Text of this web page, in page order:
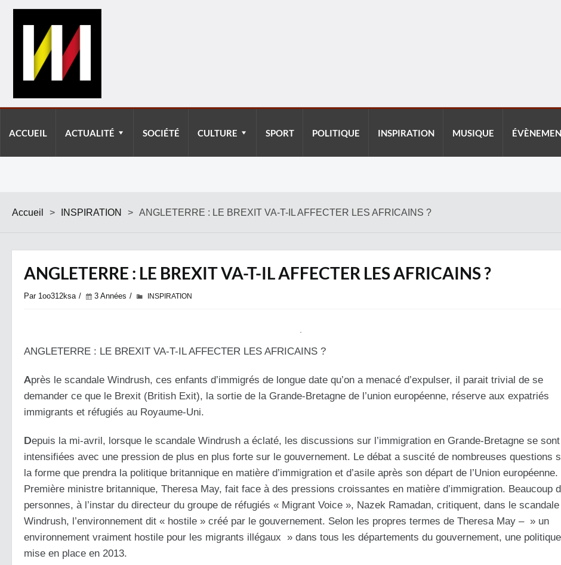
ACCUEIL ACTUALITÉ SOCIÉTÉ CULTURE SPORT POLITIQUE INSPIRATION MUSIQUE
Accueil > INSPIRATION > ANGLETERRE : LE BREXIT VA-T-IL AFFECTER LES AFRICAINS ?
ANGLETERRE : LE BREXIT VA-T-IL AFFECTER LES AFRICAINS ?
Par 1oo312ksa 3 Années INSPIRATION
ANGLETERRE : LE BREXIT VA-T-IL AFFECTER LES AFRICAINS ?
Après le scandale Windrush, ces enfants d’immigrés de longue date qu’on a menacé d’expulser, il parait trivial de se
demander ce que le Brexit (British Exit), la sortie de la Grande-Bretagne de l’union européenne, réserve aux expatriés
immigrants et réfugiés au Royaume-Uni.
Depuis la mi-avril, lorsque le scandale Windrush a éclaté, les discussions sur l’immigration en Grande-Bretagne se sont
intensifiées avec une pression de plus en plus forte sur le gouvernement. Le débat a suscité de nombreuses questions
la forme que prendra la politique britannique en matière d’immigration et d’asile après son départ de l’Union européenne.
Première ministre britannique, Theresa May, fait face à des pressions croissantes en matière d’immigration. Beaucoup
personnes, à l’instar du directeur du groupe de réfugiés « Migrant Voice », Nazek Ramadan, critiquent, dans le scandale
Windrush, l’environnement dit « hostile » créé par le gouvernement. Selon les propres termes de Theresa May – » un
environnement vraiment hostile pour les migrants illégaux » dans tous les départements du gouvernement, une politique
mise en place en 2013.